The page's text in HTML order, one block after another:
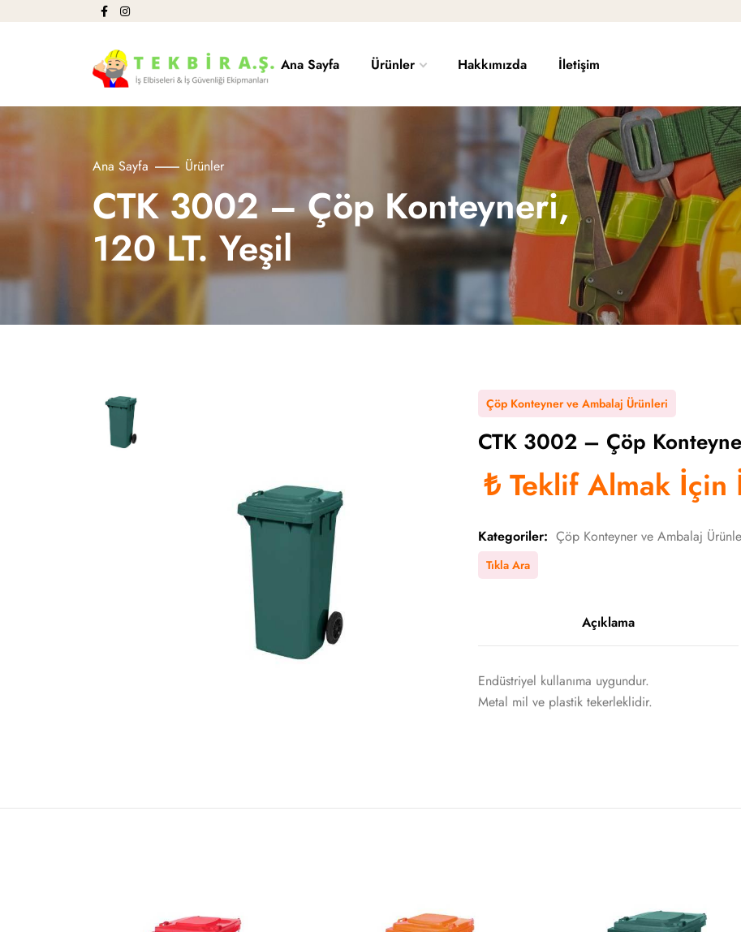
Ana Sayfa Ürünler Hakkımızda İletişim
Ana Sayfa Ürünler
CTK 3002 – Çöp Konteyneri,
120 LT. Yeşil
Çöp Konteyner ve Ambalaj Ürünleri
CTK 3002 – Çöp
₺ Teklif Almak İçin
Kategoriler: Çöp Konteyner ve Ambalaj
Tıkla Ara
Açıklama
Endüstriyel kullanıma uygundur.
Metal mil ve plastik tekerleklidir.